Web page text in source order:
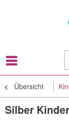
Übersicht
Silber